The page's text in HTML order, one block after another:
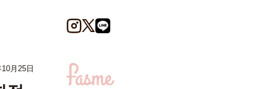
月25日